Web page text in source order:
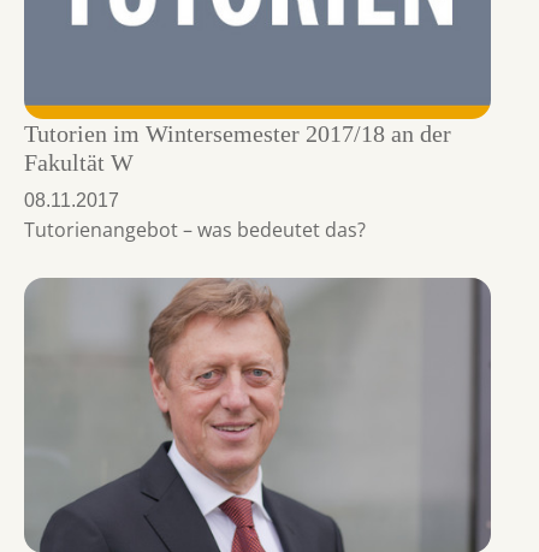
Tutorien im Wintersemester 2017/18 an der
Fakultät W
08.11.2017
Tutorienangebot – was bedeutet das?